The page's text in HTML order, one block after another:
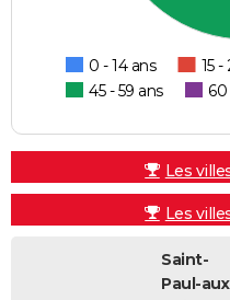
0 - 14 ans 15
45 - 59 ans
60
Les
Les
Saint-
Paul-